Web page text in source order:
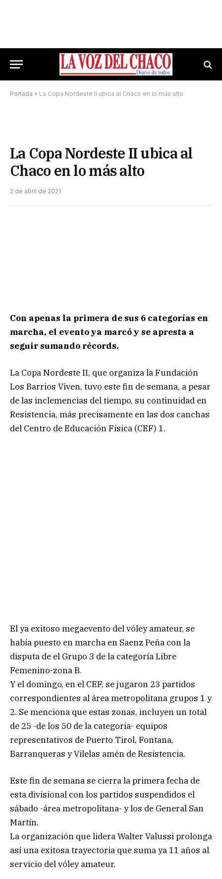
Portada » La Copa Nordeste II ubica al Chaco en lo más alto
La Copa Nordeste II ubica al
Chaco en lo más alto
2 de abril de 2021
Con apenas la primera de sus 6 categorías en
marcha, el evento ya marcó y se apresta a
seguir sumando récords.
La Copa Nordeste II, que organiza la Fundación
Los Barrios Viven, tuvo este fin de semana, a pesar
de las inclemencias del tiempo, su continuidad en
Resistencia, más precisamente en las dos canchas
del Centro de Educación Física (CEF) 1.
El ya exitoso megaevento del vóley amateur, se
había puesto en marcha en Saenz Peña con la
disputa de el Grupo 3 de la categoría Libre
Femenino-zona B.
Y el domingo, en el CEF, se jugaron 23 partidos
correspondientes al área metropolitana grupos 1 y
2. Se menciona que estas zonas, incluyen un total
de 25 -de los 50 de la categoría- equipos
representativos de Puerto Tirol, Fontana,
Barranqueras y Vilelas amén de Resistencia.
Este fin de semana se cierra la primera fecha de
esta divisional con los partidos suspendidos el
sábado -área metropolitana- y los de General San
Martín.
La organización que lidera Walter Valussi prolonga
así una exitosa trayectoria que suma ya 11 años al
servicio del vóley amateur.